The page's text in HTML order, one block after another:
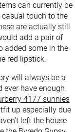
can currently be
casual touch to the
are actually still
add a pair of
added some in the
red lipstick.
will always be a
have enough
4177 sunnies
up especially due
left the house